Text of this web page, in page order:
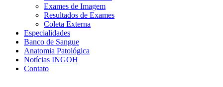
Exames de Imagem
Resultados de Exames
Coleta Externa
Especialidades
Banco de Sangue
Anatomia Patológica
Notícias INGOH
Contato